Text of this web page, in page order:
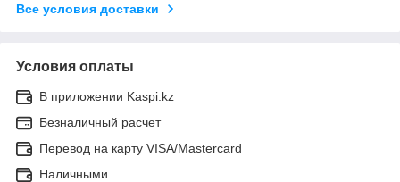
Все условия доставки
Условия оплаты
В приложении Kaspi.kz
Безналичный расчет
Перевод на карту VISA/Mastercard
Наличными